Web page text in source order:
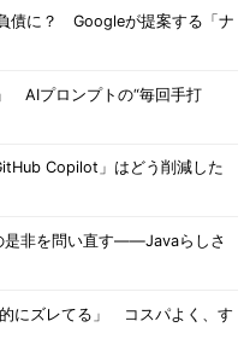
債に？ Googleが提案する「ナ
AIプロンプトの“毎回手打
Copilot」はどう削減した
是非を問い直す――Javaらしさ
的にズレてる」 コスパよく、す